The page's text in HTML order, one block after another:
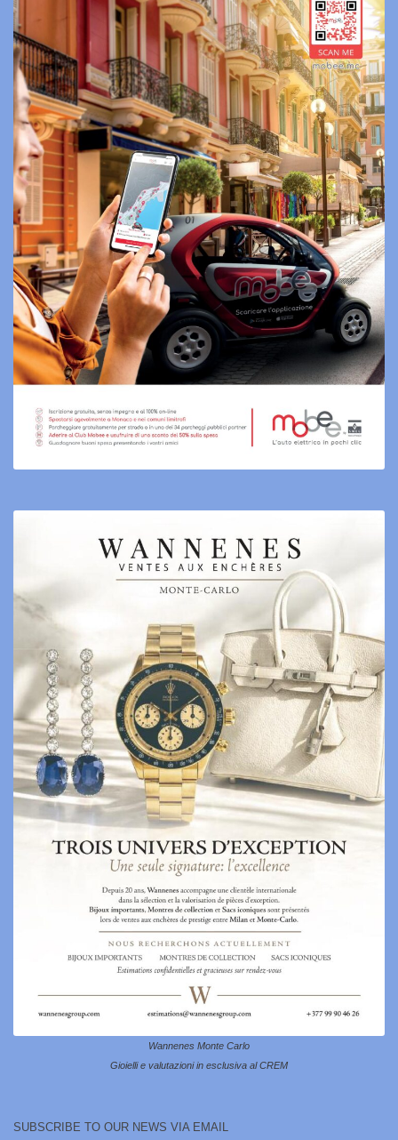
Wannenes Monte Carlo
Gioielli e valutazioni in esclusiva al CREM
SUBSCRIBE TO OUR NEWS VIA EMAIL